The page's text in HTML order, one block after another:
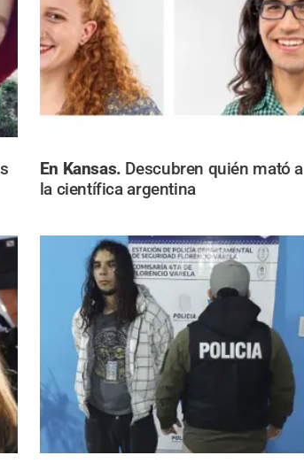
En Kansas. Descubren quién mató a
la científica argentina